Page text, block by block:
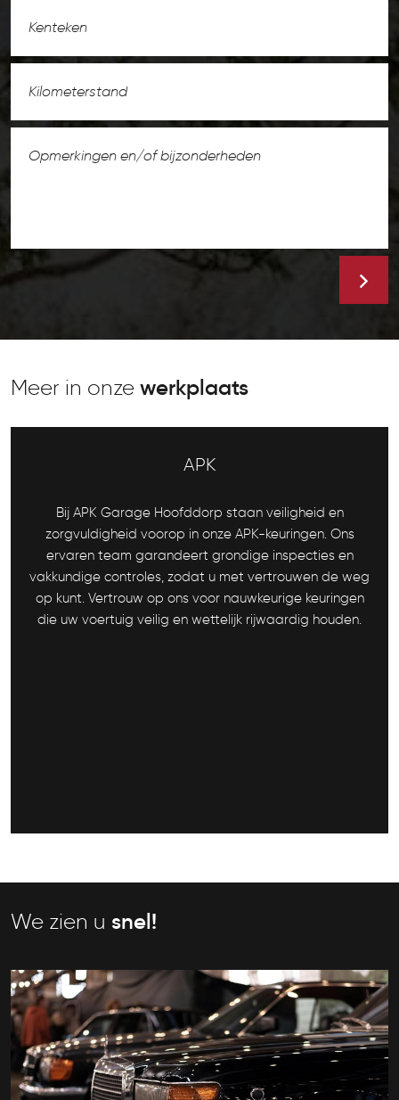
Meer in onze werkplaats
APK
Bij APK Garage Hoofddorp staan veiligheid en
zorgvuldigheid voorop in onze APK-keuringen. Ons
ervaren team garandeert grondige inspecties en
vakkundige controles, zodat u met vertrouwen de weg
op kunt. Vertrouw op ons voor nauwkeurige keuringen
die uw voertuig veilig en wettelijk rijwaardig houden.
We zien u snel!